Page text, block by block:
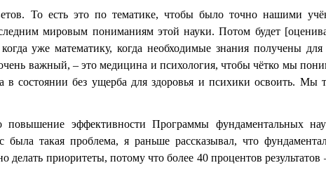
То есть это по тематике, чтобы было точно нашими
мировым пониманиям этой науки. Потом будет
уже математику, когда необходимые знания получены для
важный, – это медицина и психология, чтобы чётко мы
в состоянии без ущерба для здоровья и психики освоить. Мы
повышение эффективности Программы фундаментальных
такая проблема, я раньше рассказывал, что
приоритеты, потому что более 40 процентов результатов